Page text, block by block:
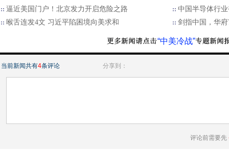
逼近美国门户！北京发力开启危险之路
中国半导体行
喉舌连发4文 习近平陷困境向美求和
剑指中国，华
“中美冷战”
当前新闻共有4条评论 分享到：
评论前需要先